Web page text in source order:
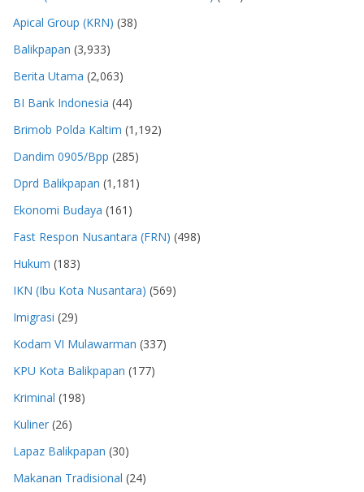
Apical Group (KRN) (38)
Balikpapan (3,933)
Berita Utama (2,063)
BI Bank Indonesia (44)
Brimob Polda Kaltim (1,192)
Dandim 0905/Bpp (285)
Dprd Balikpapan (1,181)
Ekonomi Budaya (161)
Fast Respon Nusantara (FRN) (498)
Hukum (183)
IKN (Ibu Kota Nusantara) (569)
Imigrasi (29)
Kodam VI Mulawarman (337)
KPU Kota Balikpapan (177)
Kriminal (198)
Kuliner (26)
Lapaz Balikpapan (30)
Makanan Tradisional (24)